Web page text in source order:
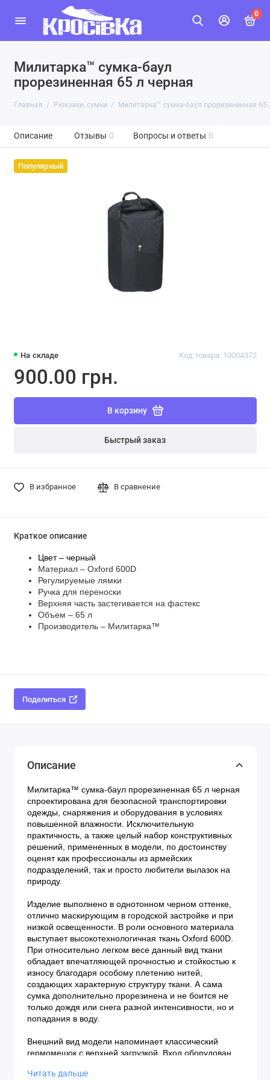
0
Милитарка™ сумка-баул
прорезиненная 65 л черная
Главная Рюкзаки, сумки Милитарка™ сумка-баул прорезиненная 65
Описание Отзывы 0 Вопросы и ответы 0
Популярный
На складе Код товара: 10004372
900.00 грн.
В корзину
Быстрый заказ
В избранное В сравнение
Краткое описание
Цвет – черный
Материал – Oxford 600D
Регулируемые лямки
Ручка для переноски
Верхняя часть застегивается на фастекс
Объем – 65 л
Производитель – Милитарка™
Поделиться
Описание
Милитарка™ сумка-баул прорезиненная 65 л черная
спроектирована для безопасной транспортировки
одежды, снаряжения и оборудования в условиях
повышенной влажности. Исключительную
практичность, а также целый набор конструктивных
решений, примененных в модели, по достоинству
оценят как профессионалы из армейских
подразделений, так и просто любители вылазок на
природу.
Изделие выполнено в однотонном черном оттенке,
отлично маскирующим в городской застройке и при
низкой освещенности. В роли основного материала
выступает высокотехнологичная ткань Oxford 600D.
При относительно легком весе данный вид ткани
обладает впечатляющей прочностью и стойкостью к
износу благодаря особому плетению нитей,
создающих характерную структуру ткани. А сама
сумка дополнительно прорезинена и не боится не
только дождя или снега разной интенсивности, но и
попадания в воду.
Внешний вид модели напоминает классический
гермомешок с верхней загрузкой. Вход оборудован
фастексом, манипуляции с которой легко
Читать дальше